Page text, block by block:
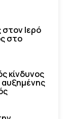
Ιερό
στο
κίνδυνος